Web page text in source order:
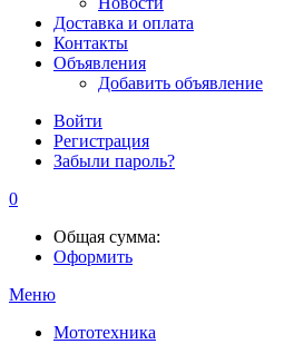
Доставка и оплата
Контакты
Объявления
Добавить объявление
Войти
Регистрация
Забыли пароль?
0
Общая сумма:
Оформить
Меню
Мототехника